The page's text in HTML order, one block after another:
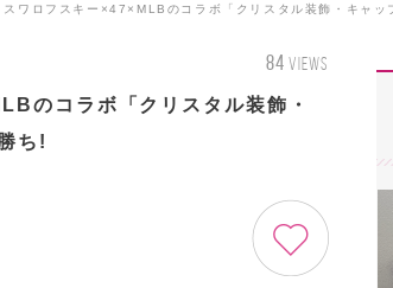
スワロフスキー×47×MLBのコラボ「クリスタル装飾・キャッ
84 VIEWS
のコラボ「クリスタル装飾・
ち!